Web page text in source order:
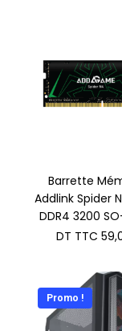
Barrette
Addlink Spider
DDR4 3200
DT TTC
Promo !